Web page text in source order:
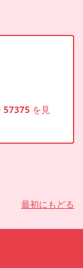
57375 を見
最初にもどる